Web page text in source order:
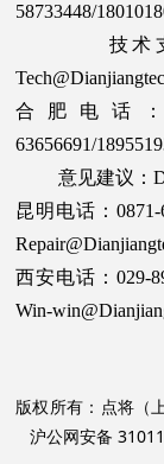
58733448/
技术支
合肥电话：
63656691/
意见建议：
昆明电话：
西安电话：
Win-
版权所有：点将（
沪公网安备